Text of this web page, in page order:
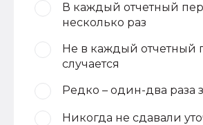
В каждый отчетный
несколько раз
Не в каждый отчетный
случается
Редко – один-два раза
Никогда не сдавали